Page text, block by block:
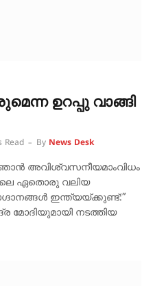
ഉറപ്പു വാങ്ങി
Read By News Desk
ഞാൻ അവിശ്വസനീയമാംവിധം
ഏതൊരു വലിയ
ഇന്ത്യയ്ക്കുണ്ട്:”
മോദിയുമായി നടത്തിയ